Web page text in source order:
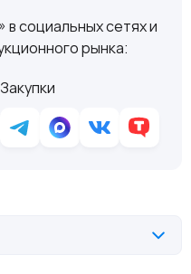
социальных сетях и
рынка:
Закупки